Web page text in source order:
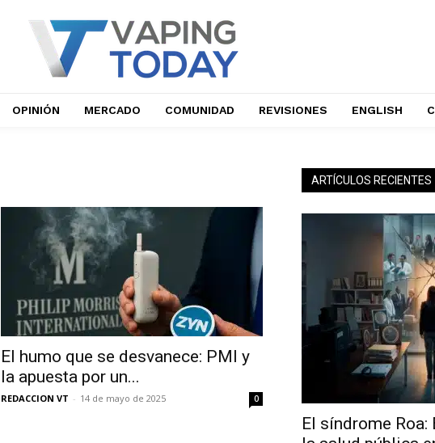
OPINIÓN MERCADO COMUNIDAD REVISIONES ENGLISH
El humo que se desvanece: PMI y
la apuesta por un...
REDACCION VT - 14 de mayo de 2025 0
ARTÍCULOS RECIENTES
El síndrome